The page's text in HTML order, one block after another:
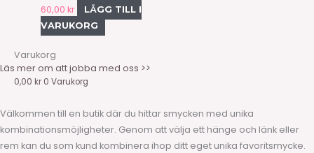
60,00kr
LÄGG TILL I
VARUKORG
Varukorg
Läs mer om att jobba med oss >>
0,00 kr 0 Varukorg
Välkommen till en butik där du hittar smycken med unika
kombinationsmöjligheter. Genom att välja ett hänge och länk eller
rem kan du som kund kombinera ihop ditt eget unika favoritsmycke.